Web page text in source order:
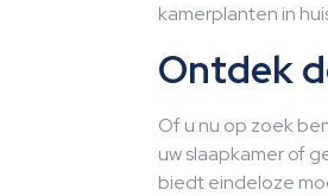
kamerplanten in
Ontdek
Of u nu op zoek
uw slaapkamer of
biedt eindeloze